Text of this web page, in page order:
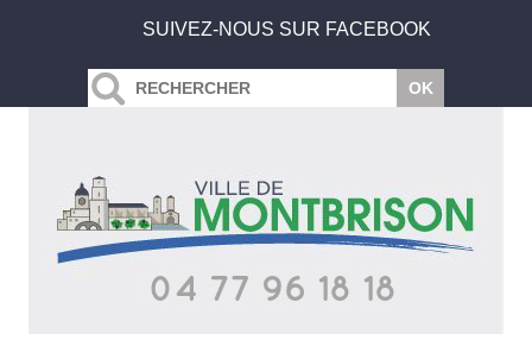
SUIVEZ-NOUS SUR FACEBOOK